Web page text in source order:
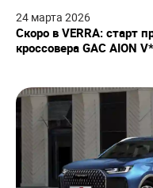
24 марта 2026
Скоро в VERRA: старт
кроссовера GAC AION V*